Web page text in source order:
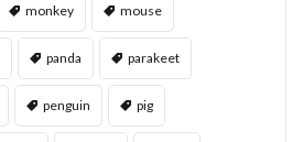
monkey mouse
panda parakeet
penguin pig